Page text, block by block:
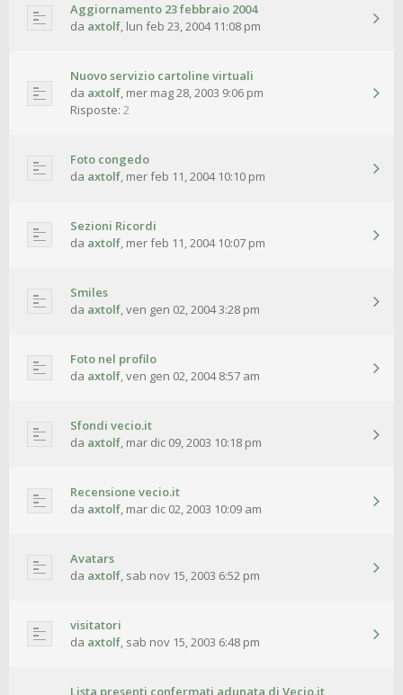
Aggiornamento 23 febbraio 2004
da axtolf, lun feb 23, 2004 11:08 pm
Nuovo servizio cartoline virtuali
da axtolf, mer mag 28, 2003 9:06 pm
Risposte: 2
Foto congedo
da axtolf, mer feb 11, 2004 10:10 pm
Sezioni Ricordi
da axtolf, mer feb 11, 2004 10:07 pm
Smiles
da axtolf,ven gen 02, 2004 3:28 pm
Foto nel profilo
da axtolf,ven gen 02, 2004 8:57 am
Sfondi vecio.it
da axtolf, mar dic 09, 2003 10:18 pm
Recensione vecio.it
da axtolf, mar dic 02, 2003 10:09 am
Avatars
da axtolf, sab nov 15, 2003 6:52 pm
visitatori
da axtolf, sab nov 15, 2003 6:48 pm
Lista presenti confermati adunata di Vecio.it